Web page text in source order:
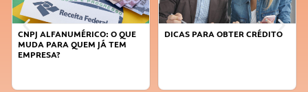
CNPJ ALFANUMÉRICO: O QUE
MUDA PARA QUEM JÁ TEM
EMPRESA?
DICAS PARA OBTER CRÉDITO